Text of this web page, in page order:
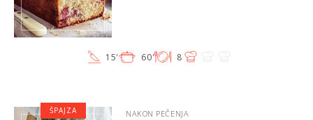
15' 60' 8
NAKON PEČENJA
ŠPAJZA